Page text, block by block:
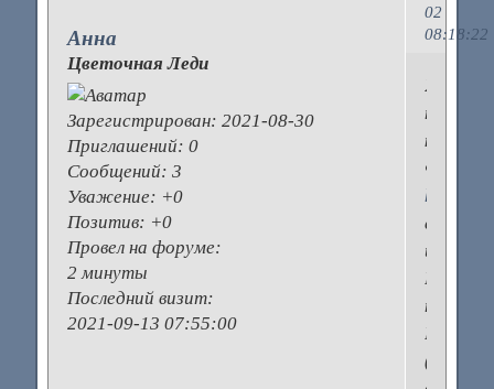
02
08:18:22
Анна
Цветочная Леди
Зарегистрирован: 2021-08-30
Приглашений: 0
Сообщений: 3
Уважение: +0
Позитив: +0
Провел на форуме:
2 минуты
Последний визит:
2021-09-13 07:55:00
Хочу
https://
из
НРL
панелей